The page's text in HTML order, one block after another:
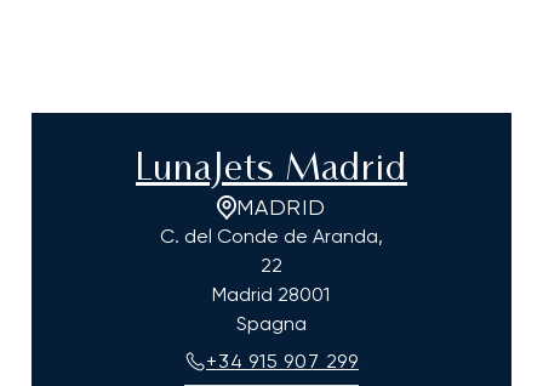
LunaJets Madrid
MADRID
C. del Conde de Aranda,
22
Madrid 28001
Spagna
+34 915 907 299